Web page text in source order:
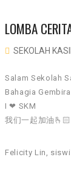
LOMBA
SEKOLAH
Salam Sekolah
Bahagia
I ❤ SKM
我们一起加油
Felicity Lin,